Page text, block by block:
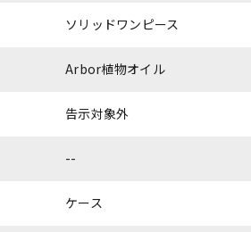
ソリッドワンピース
Arbor植物オイル
告示対象外
--
ケース